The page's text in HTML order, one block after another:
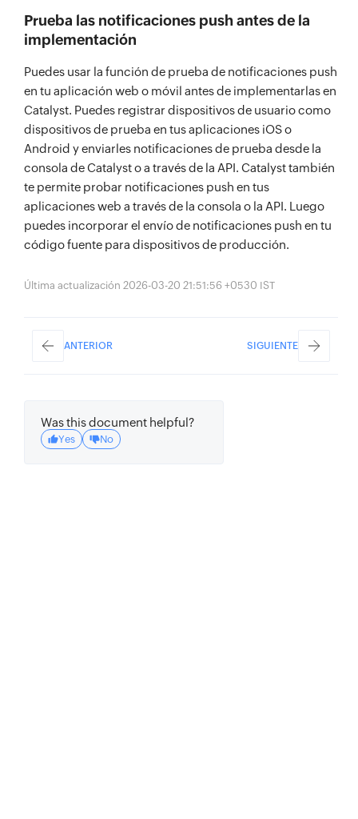
Prueba las notificaciones push antes de la
implementación
Puedes usar la función de prueba de notificaciones push
en tu aplicación web o móvil antes de implementarlas en
Catalyst. Puedes registrar dispositivos de usuario como
dispositivos de prueba en tus aplicaciones iOS o
Android y enviarles notificaciones de prueba desde la
consola de Catalyst o a través de la API. Catalyst también
te permite probar notificaciones push en tus
aplicaciones web a través de la consola o la API. Luego
puedes incorporar el envío de notificaciones push en tu
código fuente para dispositivos de producción.
Última actualización 2026-03-20 21:51:56 +0530 IST
ANTERIOR SIGUIENTE
Was this document helpful?
Yes No